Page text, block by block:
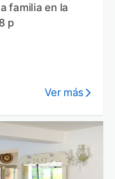
familia en la
p
Ver más